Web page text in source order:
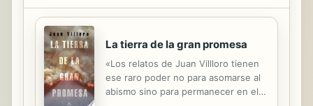
La tierra de la gran promesa
«Los relatos de Juan Villloro tienen
ese raro poder no para asomarse al
abismo sino para permanecer en el